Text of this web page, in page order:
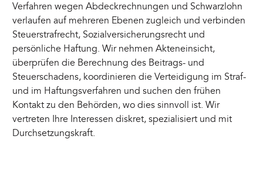
Verfahren wegen Abdeckrechnungen und Schwarzlohn
verlaufen auf mehreren Ebenen zugleich und verbinden
Steuerstrafrecht, Sozialversicherungsrecht und
persönliche Haftung. Wir nehmen Akteneinsicht,
überprüfen die Berechnung des Beitrags- und
Steuerschadens, koordinieren die Verteidigung im Straf-
und im Haftungsverfahren und suchen den frühen
Kontakt zu den Behörden, wo dies sinnvoll ist. Wir
vertreten Ihre Interessen diskret, spezialisiert und mit
Durchsetzungskraft.